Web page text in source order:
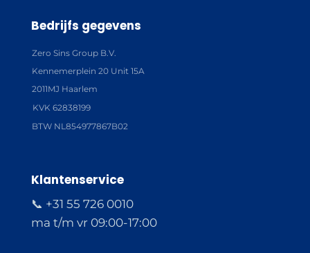
Bedrijfs gegevens
Zero Sins Group B.V.
Kennemerplein 20 Unit 15A
2011MJ Haarlem
KVK 62838199
BTW NL854977867B02
Klantenservice
📞 +31 55 726 0010
ma t/m vr 09:00-17:00